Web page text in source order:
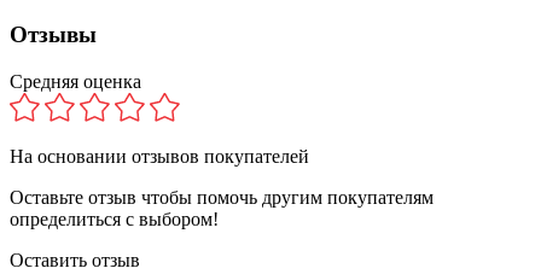
Отзывы
Средняя оценка
На основании отзывов покупателей
Оставьте отзыв чтобы помочь другим покупателям
определиться с выбором!
Оставить отзыв